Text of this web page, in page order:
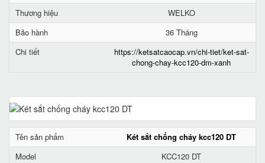
Thương hiệu
WELKO
Bảo hành
36 Tháng
Chi tiết
https://ketsatcaocap.vn/chi-tiet/ket-sat-
chong-chay-kcc120-dm-xanh
Tên sản phẩm
Két sắt chống cháy kcc120 DT
Model
KCC120 DT